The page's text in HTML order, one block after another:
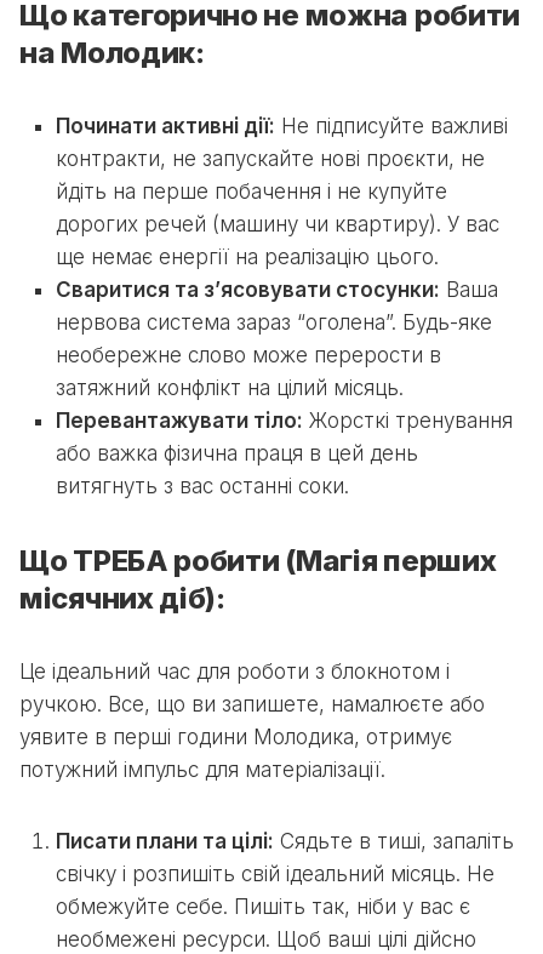
Що категорично не можна робити
на Молодик:
Починати активні дії: Не підписуйте важливі
контракти, не запускайте нові проєкти, не
йдіть на перше побачення і не купуйте
дорогих речей (машину чи квартиру). У вас
ще немає енергії на реалізацію цього.
Сваритися та з’ясовувати стосунки: Ваша
нервова система зараз “оголена”. Будь-яке
необережне слово може перерости в
затяжний конфлікт на цілий місяць.
Перевантажувати тіло: Жорсткі тренування
або важка фізична праця в цей день
витягнуть з вас останні соки.
Що ТРЕБА робити (Магія перших
місячних діб):
Це ідеальний час для роботи з блокнотом і
ручкою. Все, що ви запишете, намалюєте або
уявите в перші години Молодика, отримує
потужний імпульс для матеріалізації.
Писати плани та цілі: Сядьте в тиші, запаліть
свічку і розпишіть свій ідеальний місяць. Не
обмежуйте себе. Пишіть так, ніби у вас є
необмежені ресурси. Щоб ваші цілі дійсно